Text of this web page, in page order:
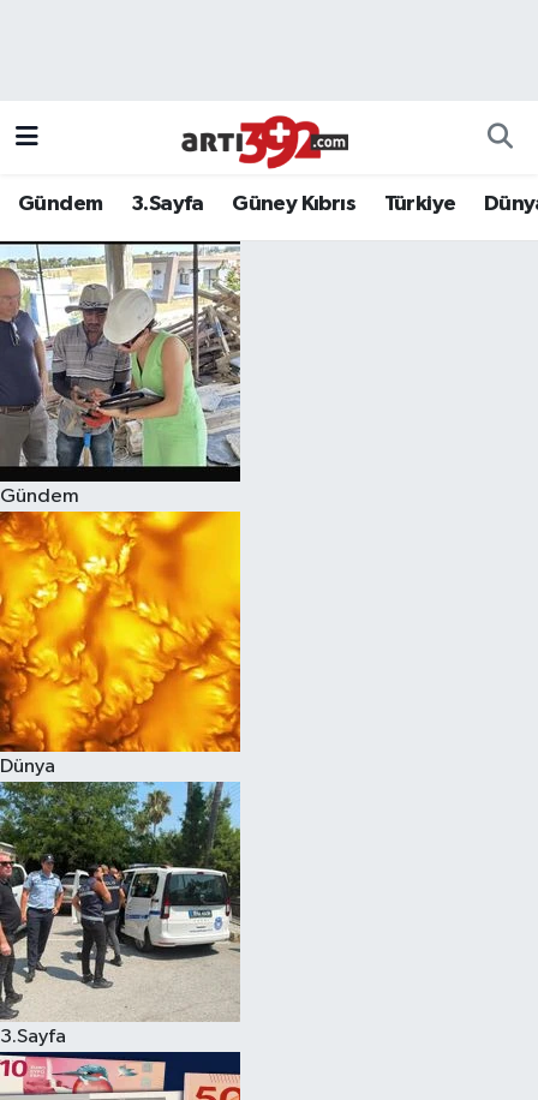
Gündem 3.Sayfa Güney Kıbrıs Türkiye
Gündem
Dünya
3.Sayfa